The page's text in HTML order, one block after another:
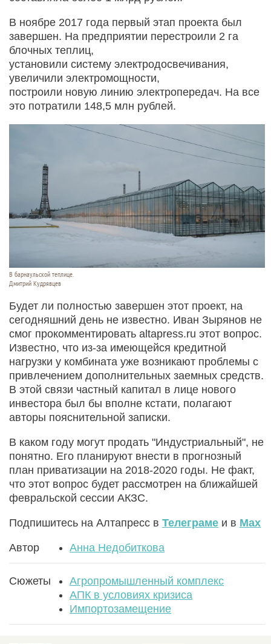
В ноябре 2017 года первый этап проекта был
завершен. На предприятии перестроили 2 га
блочных теплиц,
установили систему электродосвечи­вания,
увеличили электромощности,
построили новую линию электропередач. На все
это потратили 148,5 млн рублей.
В барнаульской теплице.
Дмитрий Кудрявцев
Будет ли полностью завершен этот проект, на
сегодняшний день не известно. Иван Зырянов не
смог прокомментировать altapress.ru этот вопрос.
Известно, что из-за имеющейся кредитной
нагрузки у комбината уже возникают проблемы с
привлечением дополнительных заемных средств.
В этой связи частный капитал в лице нового
инвестора был бы вполне кстати, полагают
авторы пояснительной записки.
В каком году могут продать "Индустриальный", не
понятно. Его планируют внести в прогнозный
план приватизации на 2018-2020 годы. Не факт,
что этот вопрос будет рассмотрен на ближайшей
февральской сессии АКЗС.
Подпишитесь на Алтапресс в Телеграме и в Max
Автор Анна Недобиткова
Сюжеты
Агропромышленный комплекс
АПК в условиях кризиса
Импортозамещение